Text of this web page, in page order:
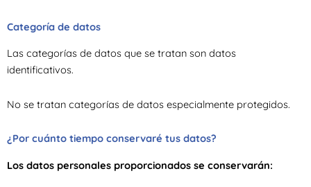
Categoría de datos
Las categorías de datos que se tratan son datos
identificativos.
No se tratan categorías de datos especialmente protegidos.
¿Por cuánto tiempo conservaré tus datos?
Los datos personales proporcionados se conservarán: